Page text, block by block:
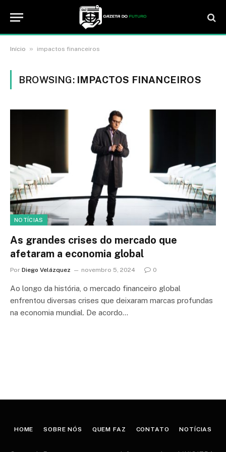
Início » impactos financeiros
BROWSING: IMPACTOS FINANCEIROS
NOTÍCIAS
As grandes crises do mercado que
afetaram a economia global
Por Diego Velázquez novembro 5, 2024 0
Ao longo da história, o mercado financeiro global
enfrentou diversas crises que deixaram marcas profundas
na economia mundial. De acordo…
HOME SOBRE NÓS QUEM FAZ CONTATO NOTÍCIAS